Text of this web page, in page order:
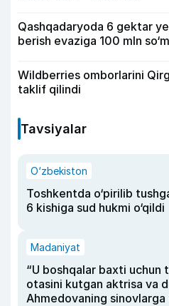
Qashqadaryoda 6 gektar
berish evaziga 100 mln
Wildberries omborlarini
taklif qilindi
Tavsiyalar
O‘zbekiston
Toshkentda o‘pirilib
6 kishiga sud hukmi o‘qildi
Madaniyat
“U boshqalar baxti uchun
otasini kutgan aktrisa va
Ahmedovaning sinovlarga